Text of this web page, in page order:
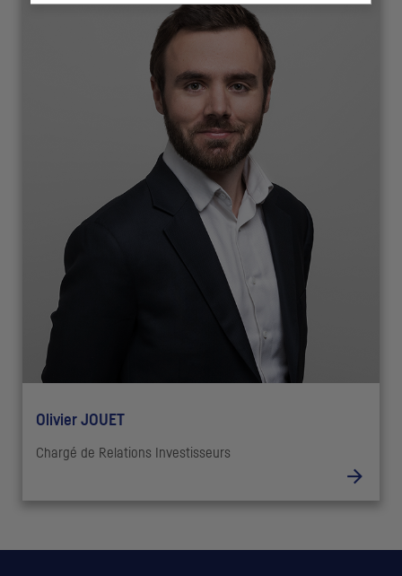
Olivier JOUET
Chargé de Relations Investisseurs